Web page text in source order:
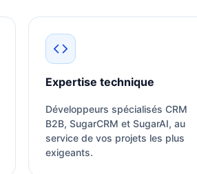
Expertise technique
Développeurs spécialisés CRM
B2B, SugarCRM et SugarAI, au
service de vos projets les plus
exigeants.